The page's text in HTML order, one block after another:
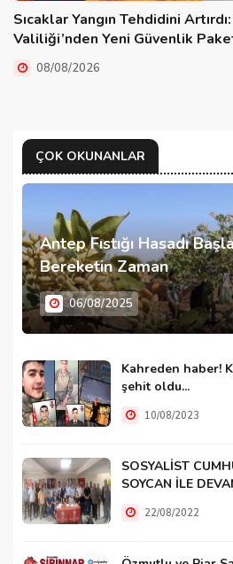
Sıcaklar Yangın Tehdidini
Valiliği’nden Yeni Güvenlik
08/08/2026
ÇOK OKUNANLAR
Antep Fıstığı Hasadı
Bereketin Zaman
06/08/2025
Kahreden haber!
şehit oldu...
10/08/2023
SOSYALİST
SOYCAN İLE
22/08/2022